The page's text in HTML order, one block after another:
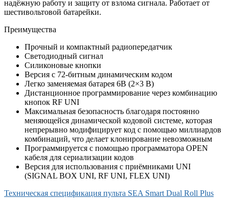
надёжную работу и защиту от взлома сигнала. Работает от
шестивольтовой батарейки.
Преимущества
Прочный и компактный радиопередатчик
Светодиодный сигнал
Силиконовые кнопки
Версия с 72-битным динамическим кодом
Легко заменяемая батарея 6В (2×3 В)
Дистанционное программирование через комбинацию
кнопок RF UNI
Максимальная безопасность благодаря постоянно
меняющейся динамической кодовой системе, которая
непрерывно модифицирует код с помощью миллиардов
комбинаций, что делает клонирование невозможным
Программируется с помощью программатора OPEN
кабеля для сериализации кодов
Версия для использования с приёмниками UNI
(SIGNAL BOX UNI, RF UNI, FLEX UNI)
Техническая спецификация пульта SEA Smart Dual Roll Plus